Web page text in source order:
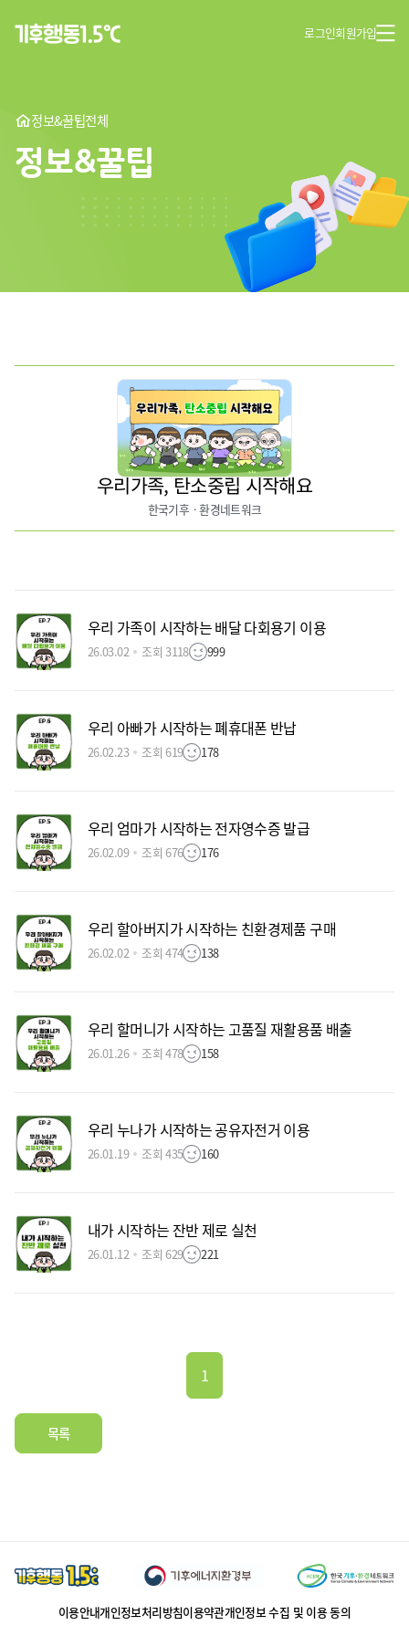
로그인회원가입
정보&꿀팁전체
정보&꿀팁
우리가족, 탄소중립 시작해요
한국기후ㆍ환경네트워크
우리 가족이 시작하는 배달 다회용기 이용
26.03.02 조회 3118 999
우리 아빠가 시작하는 폐휴대폰 반납
26.02.23 조회 619 178
우리 엄마가 시작하는 전자영수증 발급
26.02.09 조회 676 176
우리 할아버지가 시작하는 친환경제품 구매
26.02.02 조회 474 138
우리 할머니가 시작하는 고품질 재활용품 배출
26.01.26 조회 478 158
우리 누나가 시작하는 공유자전거 이용
26.01.19 조회 435 160
내가 시작하는 잔반 제로 실천
26.01.12 조회 629 221
1
목록
이용안내개인정보처리방침이용약관개인정보 수집 및 이용 동의